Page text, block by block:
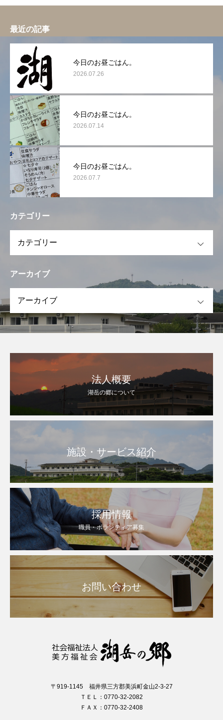
最近の記事
今日のお昼ごはん。
2026.07.26
今日のお昼ごはん。
2026.07.14
今日のお昼ごはん。
2026.07.7
カテゴリー
アーカイブ
法人概要
湖岳の郷について
施設・サービス紹介
採用情報
職員・ボランティア募集
お問い合わせ
〒919-1145 福井県三方郡美浜町金山2-3-27
ＴＥＬ：0770-32-2082
ＦＡＸ：0770-32-2408